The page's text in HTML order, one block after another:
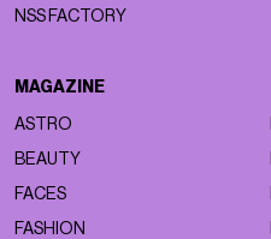
NSS FACTORY
MAGAZINE
ASTRO
BEAUTY
FACES
FASHION